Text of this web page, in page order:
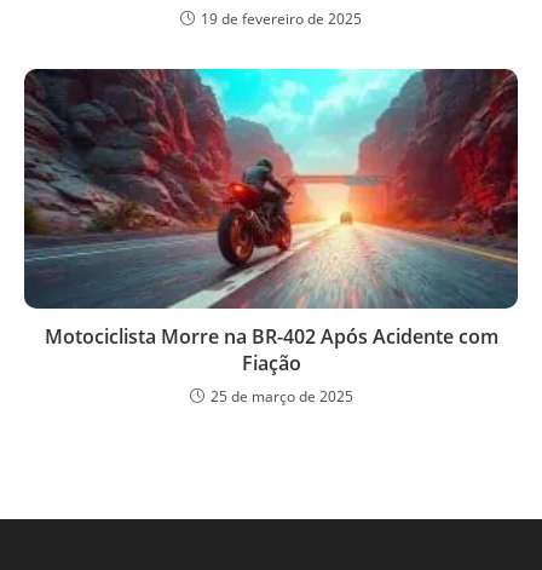
19 de fevereiro de 2025
Motociclista Morre na BR-402 Após Acidente com
Fiação
25 de março de 2025